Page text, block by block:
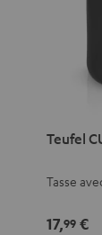
Teufel
Tasse
17,99€